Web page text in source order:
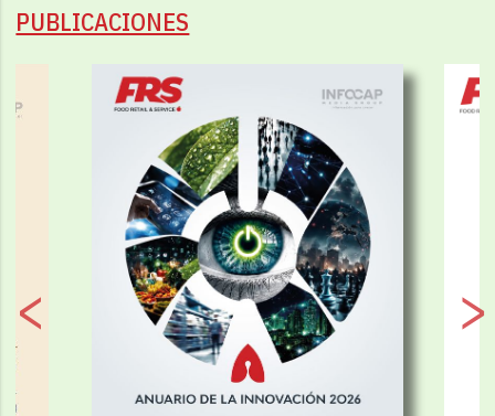
PUBLICACIONES